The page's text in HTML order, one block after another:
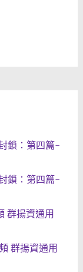
鎖：第四篇-
鎖：第四篇-
群揚資通用
群揚資通用